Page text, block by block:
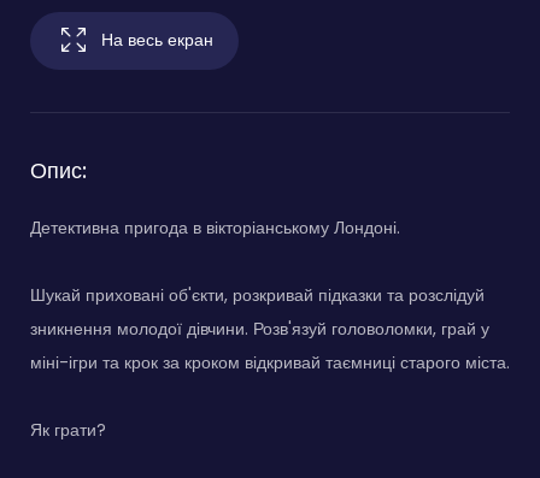
На весь екран
Опис:
Детективна пригода в вікторіанському Лондоні.
Шукай приховані об'єкти, розкривай підказки та розслідуй
зникнення молодої дівчини. Розв'язуй головоломки, грай у
міні-ігри та крок за кроком відкривай таємниці старого міста.
Як грати?